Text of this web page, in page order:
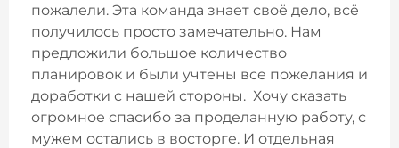
пожалели. Эта команда знает своё дело, всё
получилось просто замечательно. Нам
предложили большое количество
планировок и были учтены все пожелания и
доработки с нашей стороны. Хочу сказать
огромное спасибо за проделанную работу, с
мужем остались в восторге. И отдельная